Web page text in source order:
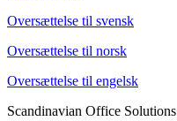
Oversættelse til svensk
Oversættelse til norsk
Oversættelse til engelsk
Scandinavian Office Solutions